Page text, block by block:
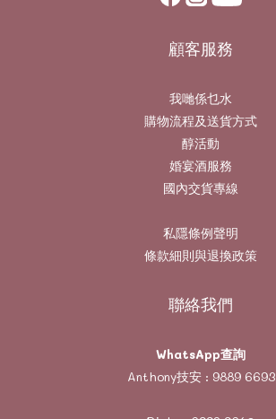
顧客服務
我哋係乜水
購物流程及送貨方式
醇活動
婚宴酒服務
國內交貨專線
私隱條例聲明
條款細則與退換政策
聯絡我們
WhatsApp查詢
Anthony技安 : 9889 6693